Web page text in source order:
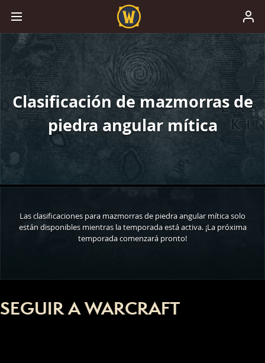
Clasificación de mazmorras de
piedra angular mítica
Las clasificaciones para mazmorras de piedra angular mítica solo
están disponibles mientras la temporada está activa. ¡La próxima
temporada comenzará pronto!
SEGUIR A WARCRAFT